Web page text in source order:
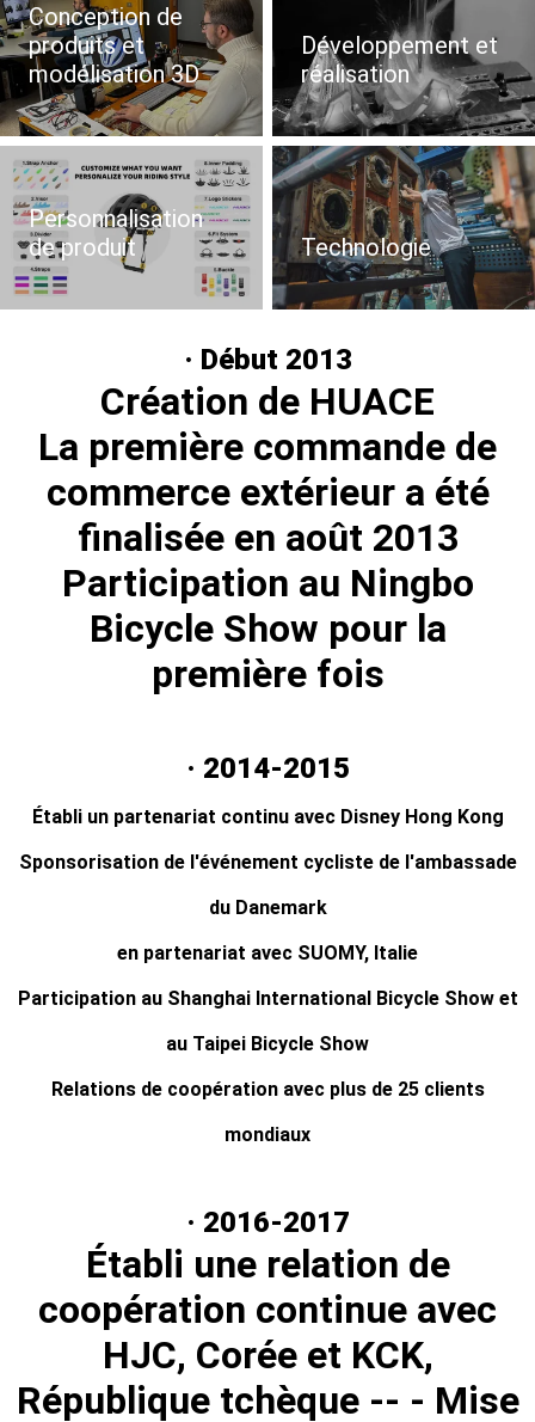
Conception de
produits et
modélisation 3D
Développement et
réalisation
Personnalisation
de produit
Technologie
· Début 2013
Création de HUACE
La première commande de
commerce extérieur a été
finalisée en août 2013
Participation au Ningbo
Bicycle Show pour la
première fois
· 2014-2015
Établi un partenariat continu avec Disney Hong Kong
Sponsorisation de l'événement cycliste de l'ambassade
du Danemark
en partenariat avec SUOMY, Italie
Participation au Shanghai International Bicycle Show et
au Taipei Bicycle Show
Relations de coopération avec plus de 25 clients
mondiaux
· 2016-2017
Établi une relation de
coopération continue avec
HJC, Corée et KCK,
République tchèque -- - Mise